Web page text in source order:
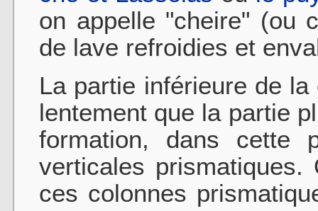
on appelle "cheire" (ou
de lave refroidies et
La partie inférieure de
lentement que la partie
formation, dans cette
verticales
ces colonnes